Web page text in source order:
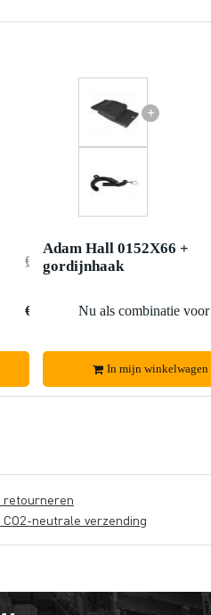
€ 760,-
€ 737,-
+
Adam Hall 0152X66 +
gordijnhaak
Nu als combinatie voor
In mijn winkelwagen
retourneren
CO2-neutrale verzending